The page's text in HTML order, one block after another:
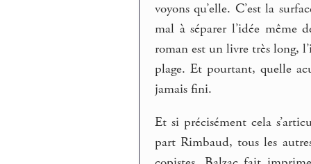
voyons qu’elle. C’est la
mal à séparer l’idée même
roman est un livre très long,
plage. Et pourtant, quelle
jamais fini.
Et si précisément cela
part Rimbaud, tous les